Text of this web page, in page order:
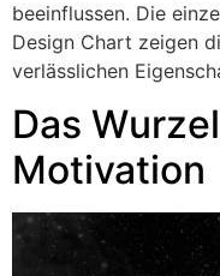
beeinflussen. Die
Design Chart zeigen
verlässlichen
Das
Motivation